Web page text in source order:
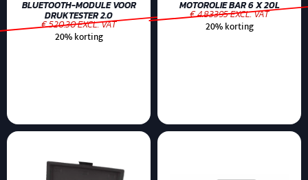
BLUETOOTH-MODULE VOOR
DRUKTESTER 2.0
€ 520.30 EXCL. VAT
20% korting
MOTOROLIE BAR 6 X 20L
€ 4.83395 EXCL. VAT
20% korting